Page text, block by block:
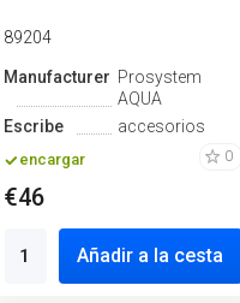
89204
ManufactureroProsystem
AQUA
Escribe
accesorios
encargar 0
€46
Añadir a la cesta